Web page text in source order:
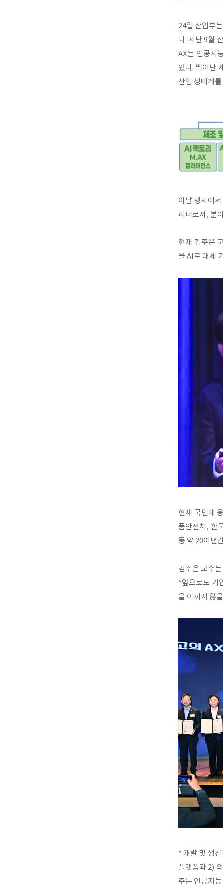
24일 산업부
다. 지난 9월
AX는 인공지
있다. 뛰어난
산업 생태계
이날 행사에
리더로서, 분
현재 김주은
을 AI로 대체
현재 국민대
품안전처, 한
등 약 20여년
김주은 교수
“앞으로도 기
을 아끼지 않
* 개발 및 생
플랫폼과 2)
주는 인공지